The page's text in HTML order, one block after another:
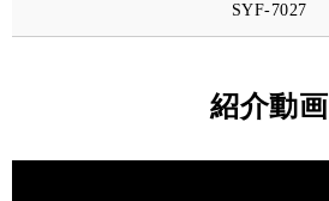
SYF-7027
紹介動画